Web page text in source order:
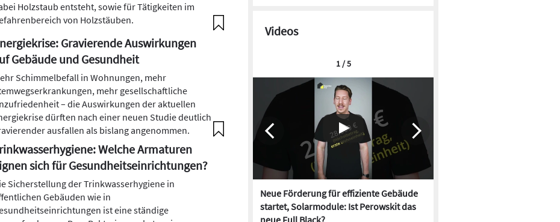
Holzstaub entsteht, sowie für Tätigkeiten im
von Holzstäuben.
Gravierende Auswirkungen
Gebäude und Gesundheit
Schimmelbefall in Wohnungen, mehr
mehr gesellschaftliche
– die Auswirkungen der aktuellen
dürften nach einer neuen Studie deutlich
ausfallen als bislang angenommen.
Welche Armaturen
sich für Gesundheitseinrichtungen?
Sicherstellung der Trinkwasserhygiene in
Gebäuden wie in
ist eine ständige
Videos
Neue Förderung für effiziente Gebäude
startet, Solarmodule: Ist Perowskit das
1 / 5